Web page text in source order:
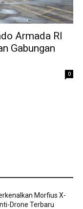
Armada RI
Gabungan
0
Morfius X-
Drone Terbaru